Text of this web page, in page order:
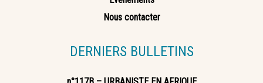
Nous contacter
DERNIERS BULLETINS